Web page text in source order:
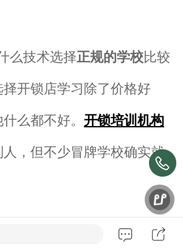
么技术选择正规的学校比较
开锁店学习除了价格好
么都不好。 开锁培训机构
，但不少冒牌学校确实就